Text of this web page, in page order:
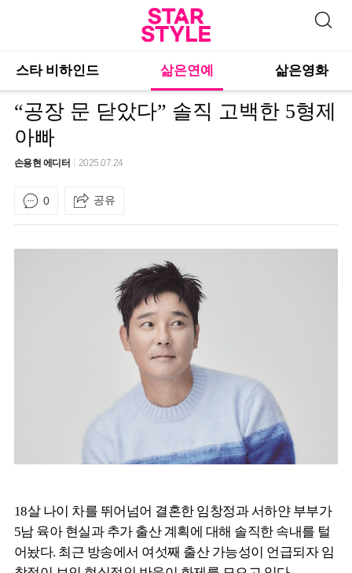
스타 비하인드 삶은연예 삶은영화
“공장 문 닫았다” 솔직 고백한 5형제
아빠
손용현 에디터 2025.07.24
0 공유
18살 나이 차를 뛰어넘어 결혼한 임창정과 서하얀 부부가
5남 육아 현실과 추가 출산 계획에 대해 솔직한 속내를 털
어놨다. 최근 방송에서 여섯째 출산 가능성이 언급되자 임